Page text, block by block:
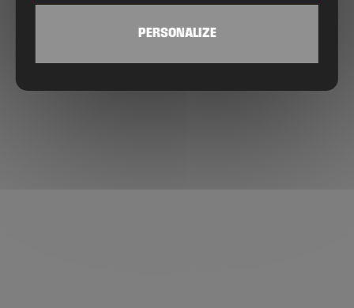
PERSONALIZE